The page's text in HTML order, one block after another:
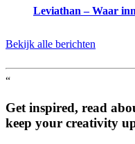
Leviathan – Waar
Bekijk alle berichten
“
Get inspired, read
keep your creativity